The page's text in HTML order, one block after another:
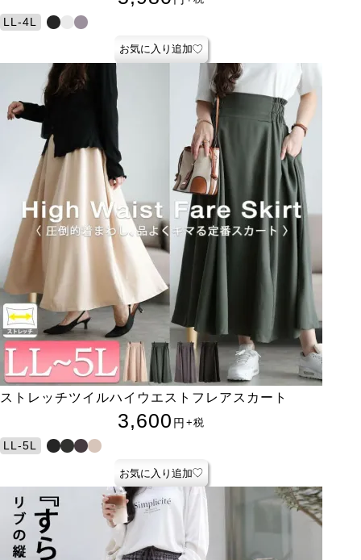
LL-4L
お気に入り追加
ストレッチツイルハイウエストフレアスカート
3,600 円 +税
LL-5L
お気に入り追加